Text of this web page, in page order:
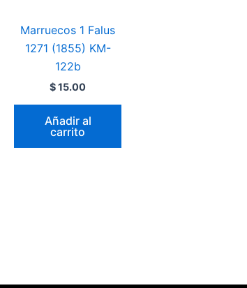
Marruecos 1 Falus
1271 (1855) KM-
122b
$15.00
Añadir al
carrito